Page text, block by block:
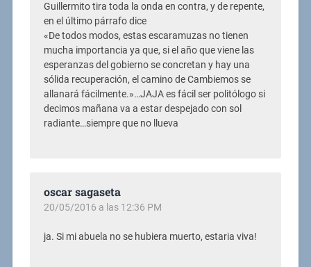
Guillermito tira toda la onda en contra, y de repente,
en el último párrafo dice
«De todos modos, estas escaramuzas no tienen
mucha importancia ya que, si el año que viene las
esperanzas del gobierno se concretan y hay una
sólida recuperación, el camino de Cambiemos se
allanará fácilmente.»…JAJA es fácil ser politólogo si
decimos mañana va a estar despejado con sol
radiante…siempre que no llueva
oscar sagaseta
20/05/2016 a las 12:36 PM
ja. Si mi abuela no se hubiera muerto, estaria viva!